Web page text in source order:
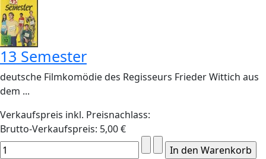
13 Semester
deutsche Filmkomödie des Regisseurs Frieder Wittich aus
dem ...
Verkaufspreis inkl. Preisnachlass:
Brutto-Verkaufspreis: 5,00 €